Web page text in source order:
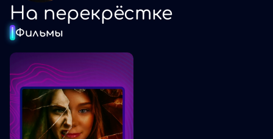
На перекрёстке
Фильмы